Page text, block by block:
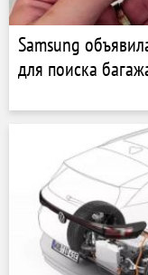
Samsung
для поиска